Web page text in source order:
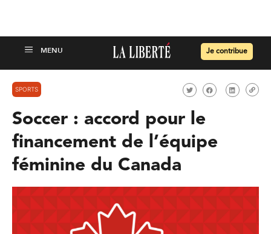
Je contribue
SPORTS
Soccer : accord pour le
financement de l’équipe
féminine du Canada